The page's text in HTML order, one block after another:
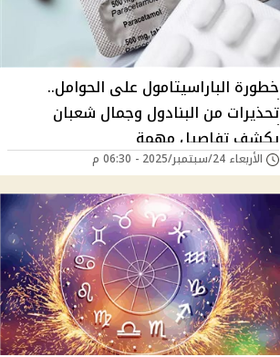
خطورة الباراسيتامول على الحوامل..
تحذيرات من البنادول وجمال شعبان
يكشف تفاصيل مهمة
الأربعاء 24/سبتمبر/2025 - 06:30 م